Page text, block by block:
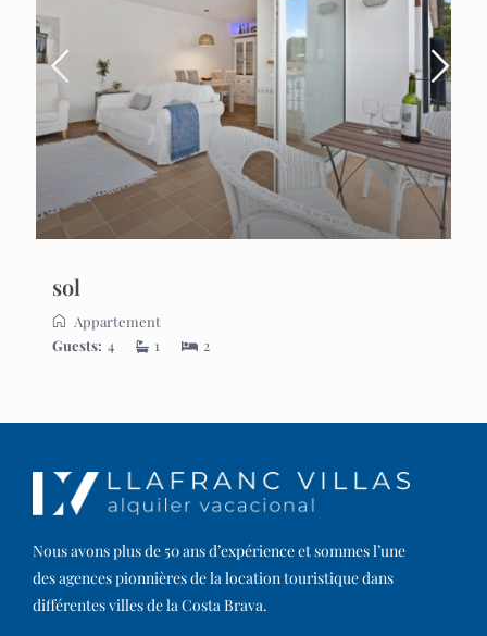
sol
Appartement
Guests: 4 1 2
Nous avons plus de 50 ans d’expérience et sommes l’une
des agences pionnières de la location touristique dans
différentes villes de la Costa Brava.​